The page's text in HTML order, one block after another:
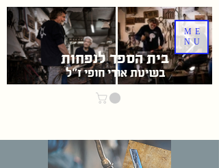
בית הספר לנפחות
בשיטת אוּרִי חופי ז"ל
ME
NU